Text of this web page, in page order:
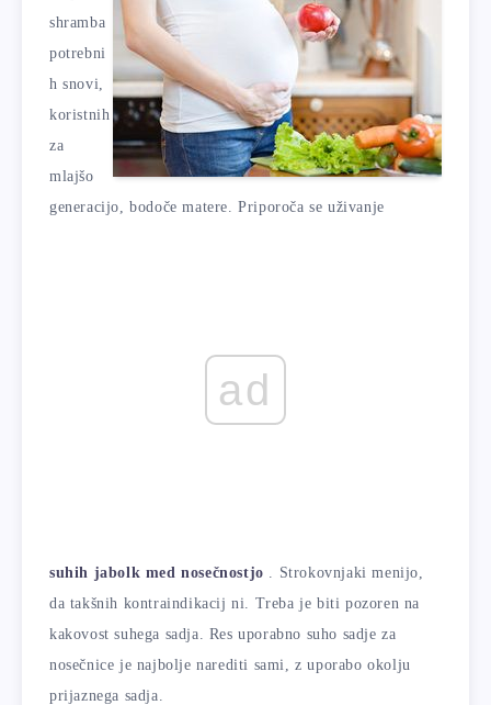
shramba
potrebni
h snovi,
koristnih
za
mlajšo
generacijo, bodoče matere. Priporoča se uživanje
ad
suhih jabolk med nosečnostjo . Strokovnjaki menijo,
da takšnih kontraindikacij ni. Treba je biti pozoren na
kakovost suhega sadja. Res uporabno suho sadje za
nosečnice je najbolje narediti sami, z uporabo okolju
prijaznega sadja.